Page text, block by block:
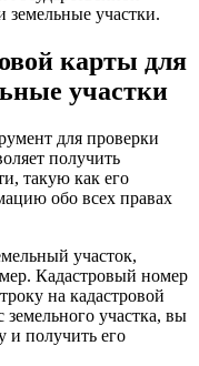
земельные участки.
карты для
участки
для проверки
получить
такую как его
обо всех правах
участок,
Кадастровый номер
на кадастровой
земельного участка, вы
и получить его